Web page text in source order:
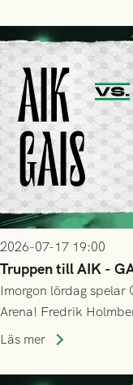
lyckades få in 2-0.
2026-07-17 19:00
Truppen till AIK -
Imorgon lördag spelar
Arena! Fredrik
trupp till matchen:
Läs mer